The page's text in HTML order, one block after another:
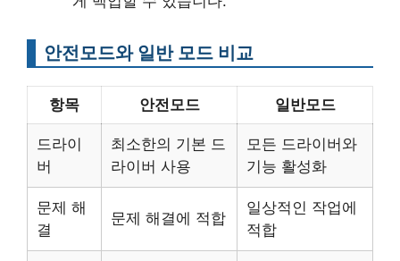
안전모드와 일반 모드 비교
항목 안전모드 일반모드
드라이
버
최소한의 기본 드
라이버 사용
모든 드라이버와
기능 활성화
문제 해
결
문제 해결에 적합
일상적인 작업에
적합